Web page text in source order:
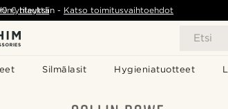
Etsi
Silmälasit Hygieniatuotteet
€tilauksiin - Katso toimitusvaihtoehdot
yhteyttä